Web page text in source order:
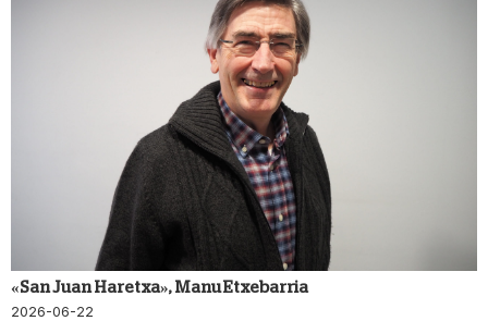
«San Juan Haretxa», Manu Etxebarria
2026-06-22